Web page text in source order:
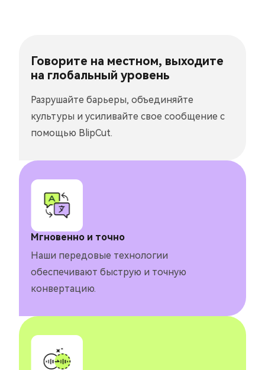
Мгновенно и точно
Наши передовые технологии
обеспечивают быструю и точную
конвертацию.
Говорите на местном, выходите
на глобальный уровень
Разрушайте барьеры, объединяйте
культуры и усиливайте свое сообщение с
помощью BlipCut.